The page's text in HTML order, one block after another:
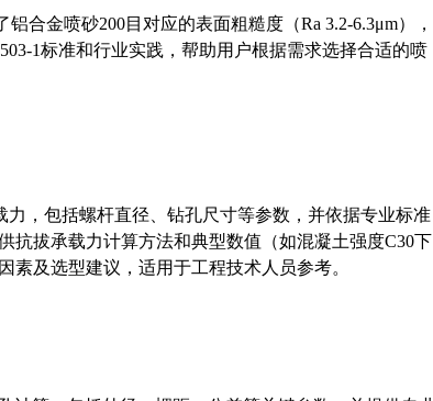
合金喷砂200目对应的表面粗糙度（Ra 3.2-6.3μm），
1标准和行业实践，帮助用户根据需求选择合适的喷
，包括螺杆直径、钻孔尺寸等参数，并依据专业标准
抗拔承载力计算方法和典型数值（如混凝土强度C30下
素及选型建议，适用于工程技术人员参考。